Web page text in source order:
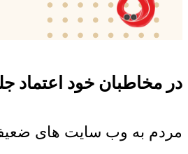
در مخاطبان خود اعتماد
مردم به وب سایت های ضعیف